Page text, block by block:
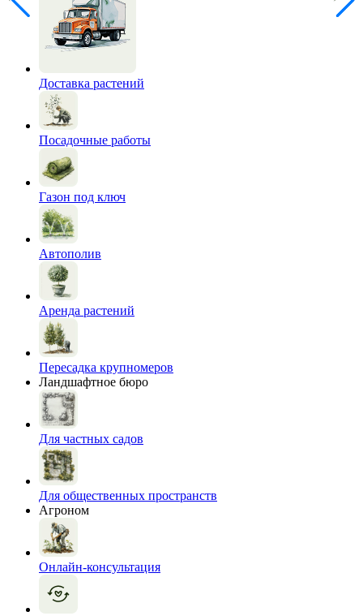
Доставка растений
Посадочные работы
Газон под ключ
Автополив
Аренда растений
Пересадка крупномеров
Ландшафтное бюро
Для частных садов
Для общественных пространств
Агроном
Онлайн-консультация